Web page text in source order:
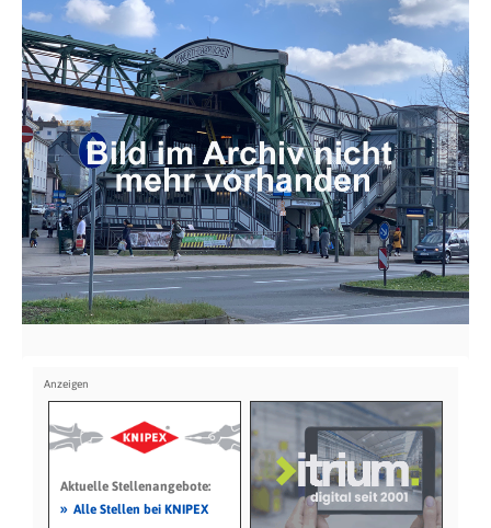
Aktuelle Stellenangebote:
» Alle Stellen bei KNIPEX